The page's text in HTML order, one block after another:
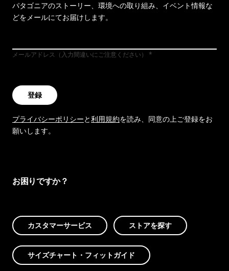
パタゴニアのストーリー、環境への取り組み、イベント情報な
どをメールにてお届けします。
メールアドレス（入力間違いにご注意ください）
登録
プライバシーポリシーと利用規約を読み、同意の上ご登録をお
願いします。
お困りですか？
カスタマーサービス ストアを探す
サイズチャート・フィットガイド